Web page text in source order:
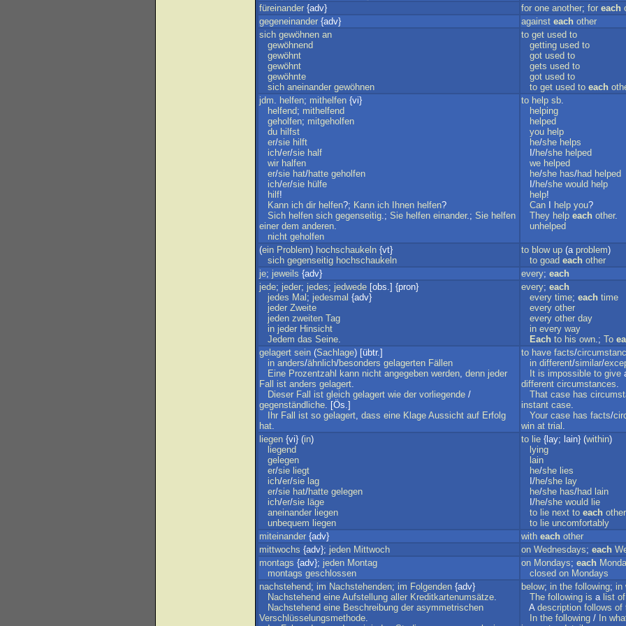
füreinander {adv} for one another; for each
gegeneinander {adv} against each other
sich gewöhnen an
gewöhnend
gewöhnt
gewöhnt
gewöhnte
sich aneinander gewöhnen
to get used to
getting used to
got used to
gets used to
got used to
to get used to each
jdm. helfen; mithelfen {vi}
helfend; mithelfend
geholfen; mitgeholfen
du hilfst
er/sie hilft
ich/er/sie half
wir halfen
er/sie hat/hatte geholfen
ich/er/sie hülfe
hilf!
Kann ich dir helfen?; Kann ich Ihnen helfen?
Sich helfen sich gegenseitig.; Sie helfen einander.; Sie helfen
einer dem anderen.
nicht geholfen
to help sb.
helping
helped
you help
he/she helps
I/he/she helped
we helped
he/she has/had helped
I/he/she would help
help!
Can
help you?
They help each other.
unhelped
(ein Problem) hochschaukeln {vt}
sich gegenseitig hochschaukeln
to blow up (a problem)
to goad each other
je; jeweils {adv} every; each
jede; jeder; jedes; jedwede [obs.] {pron}
jedes Mal ; jedesmal {adv}
jeder Zweite
jeden zweiten Tag
in jeder Hinsicht
Jedem das Seine.
every; each
every time; each time
every other
every other day
in every way
Each to his own.; To
gelagert sein (Sachlage) [übtr.]
in anders/ähnlich/besonders gelagerten Fällen
Eine Prozentzahl kann nicht angegeben werden, denn jeder
Fall
ist anders gelagert.
Dieser Fall ist gleich gelagert wie der vorliegende /
gegenständliche. [Ös.]
Ihr Fall ist so gelagert, dass eine Klage Aussicht auf Erfolg
hat.
to have facts/
in different/similar/
It is impossible to give
different circumstances.
That case has
instant case.
Your case has facts/
win at trial .
liegen {vi} (in)
liegend
gelegen
er/sie liegt
ich/er/sie lag
er/sie hat/hatte gelegen
ich/er/sie läge
aneinander liegen
unbequem liegen
to lie {lay; lain} (within)
lying
lain
he/she lies
I/he/she lay
he/she has/had lain
I/he/she would lie
to lie next to each other
to lie uncomfortably
miteinander {adv} with each other
mittwochs {adv}; jeden Mittwoch on Wednesdays; each
montags {adv}; jeden Montag
montags geschlossen
on Mondays; each
closed on Mondays
nachstehend; im Nachstehenden; im Folgenden {adv}
Nachstehend eine Aufstellung aller Kreditkartenumsätze.
Nachstehend eine Beschreibung der asymmetrischen
Verschlüsselungsmethode.
below; in the following; in
The following is a list of
A description follows of
In the following / In